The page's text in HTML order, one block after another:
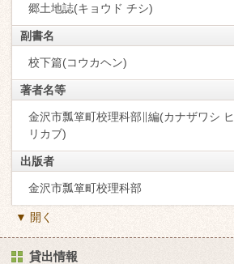
郷土地誌(キョウド チシ)
副書名
校下篇(コウカヘン)
著者名等
金沢市瓢箪町校理科部∥編(カナザワシ
リカブ)
出版者
金沢市瓢箪町校理科部
▼ 開く
貸出情報